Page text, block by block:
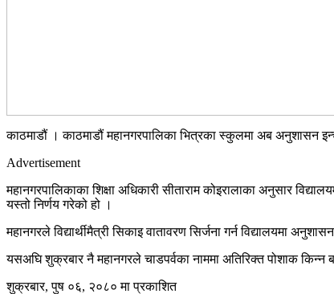
काठमाडौं । काठमाडौं महानगरपालिका भित्रका स्कुलमा अब अनुशासन
Advertisement
महानगरपालिकाका शिक्षा अधिकारी सीताराम कोइरालाका अनुसार
यस्तो निर्णय गरेको हो ।
महानगरले विद्यार्थीमैत्री सिकाइ वातावरण सिर्जना गर्न विद्यालयमा
यसअघि शुक्रबार नै महानगरले चाडपर्वका नाममा अतिरिक्त पोशाक किन्न
शुक्रबार, पुष ०६, २०८० मा प्रकाशित